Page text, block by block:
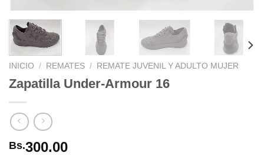
INICIO / REMATES / REMATE JUVENIL Y ADULTO MUJER
Zapatilla Under-Armour 16
Bs.300.00